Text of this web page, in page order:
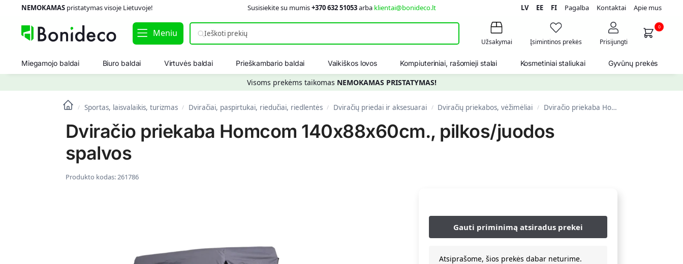
NEMOKAMASpristatymas visoje Lietuvoje! Susisiekite su mumis+370 632 51053arba klientai@bonideco.lt LV EE FI Pagalba Kontaktai Apie mus
Meniu
Užsakymai Įsimintinos prekės Prisijungti
0
Miegamojo baldai Biuro baldai Virtuvės baldai Prieškambario baldai Vaikiškos lovos Kompiuteriniai, rašomieji stalai Kosmetiniai staliukai Gyvūnų prekės
Visoms prekėms taikomas NEMOKAMAS PRISTATYMAS!
/ Sportas, laisvalaikis, turizmas / Dviračiai, paspirtukai, riedučiai, riedlentės / Dviračių priedai ir aksesuarai / Dviračių priekabos, vėžimėliai / Dviračio priekaba Homcom 140x88x60cm., pilkos/juodos spalvos
Dviračio priekaba Homcom 140x88x60cm., pilkos/juodos
spalvos
Produkto kodas:261786
Atsiprašome, šios prekės dabar neturime.